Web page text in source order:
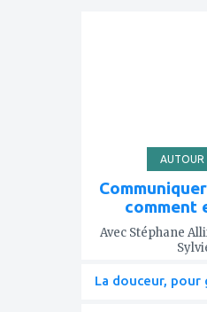
AUTOUR
comment
Avec Stéphane
La douceur, pour